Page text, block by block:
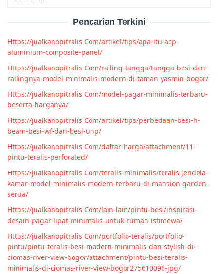
for:
Pencarian Terkini
Https://jualkanopitralis Com/artikel/tips/apa-itu-acp-
aluminium-composite-panel/
Https://jualkanopitralis Com/railing-tangga/tangga-besi-dan-
railingnya-model-minimalis-modern-di-taman-yasmin-bogor/
Https://jualkanopitralis Com/model-pagar-minimalis-terbaru-
beserta-harganya/
Https://jualkanopitralis Com/artikel/tips/perbedaan-besi-h-
beam-besi-wf-dan-besi-unp/
Https://jualkanopitralis Com/daftar-harga/attachment/11-
pintu-teralis-perforated/
Https://jualkanopitralis Com/teralis-minimalis/teralis-jendela-
kamar-model-minimalis-modern-terbaru-di-mansion-garden-
serua/
Https://jualkanopitralis Com/lain-lain/pintu-besi/inspirasi-
desain-pagar-lipat-minimalis-untuk-rumah-istimewa/
Https://jualkanopitralis Com/portfolio-teralis/portfolio-
pintu/pintu-teralis-besi-modern-minimalis-dan-stylish-di-
ciomas-river-view-bogor/attachment/pintu-besi-teralis-
minimalis-di-ciomas-river-view-bogor275610096-jpg/